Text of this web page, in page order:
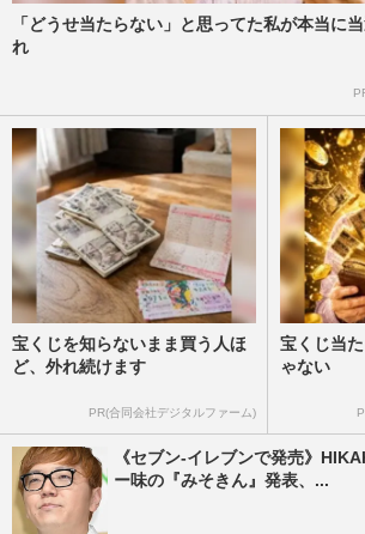
「どうせ当たらない」と思ってた私が本当に
れ
宝くじを知らないまま買う人ほ
ど、外れ続けます
PR(合同会社デジタルファーム)
宝くじ当
ゃない
《セブン-イレブンで発売》
ー味の『みそきん』発表、...